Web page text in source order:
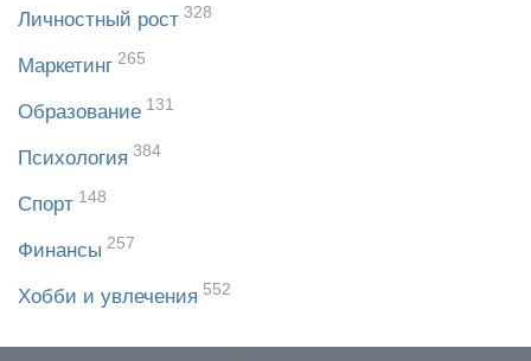
Личностный рост 328
Маркетинг 265
Образование 131
Психология 384
Спорт 148
Финансы 257
Хобби и увлечения 552